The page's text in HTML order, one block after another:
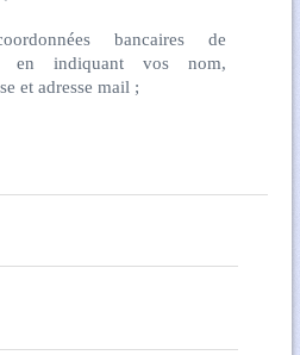
bancaires de
en indiquant vos nom,
et adresse mail ;